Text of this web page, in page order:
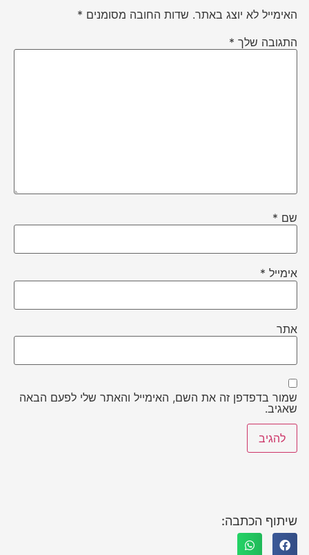
האימייל לא יוצג באתר. שדות החובה מסומנים *
התגובה שלך *
שם *
אימייל *
אתר
שמור בדפדפן זה את השם, האימייל והאתר שלי לפעם הבאה
שאגיב.
שיתוף הכתבה: